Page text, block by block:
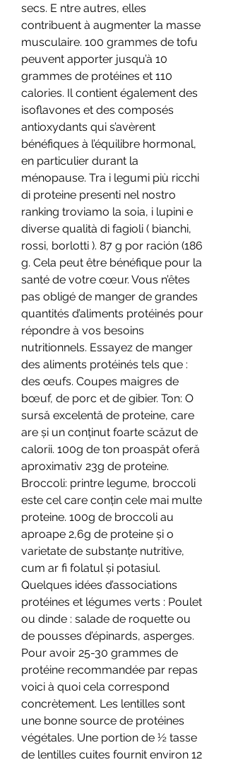
secs. E ntre autres, elles
contribuent à augmenter la masse
musculaire. 100 grammes de tofu
peuvent apporter jusqu’à 10
grammes de protéines et 110
calories. Il contient également des
isoflavones et des composés
antioxydants qui s’avèrent
bénéfiques à l’équilibre hormonal,
en particulier durant la
ménopause. Tra i legumi più ricchi
di proteine presenti nel nostro
ranking troviamo la soia, i lupini e
diverse qualità di fagioli ( bianchi,
rossi, borlotti ). 87 g por ración (186
g. Cela peut être bénéfique pour la
santé de votre cœur. Vous n’êtes
pas obligé de manger de grandes
quantités d’aliments protéinés pour
répondre à vos besoins
nutritionnels. Essayez de manger
des aliments protéinés tels que :
des œufs. Coupes maigres de
bœuf, de porc et de gibier. Ton: O
sursă excelentă de proteine, care
are și un conținut foarte scăzut de
calorii. 100g de ton proaspăt oferă
aproximativ 23g de proteine.
Broccoli: printre legume, broccoli
este cel care conțin cele mai multe
proteine. 100g de broccoli au
aproape 2,6g de proteine și o
varietate de substanțe nutritive,
cum ar fi folatul și potasiul.
Quelques idées d’associations
protéines et légumes verts : Poulet
ou dinde : salade de roquette ou
de pousses d’épinards, asperges.
Pour avoir 25-30 grammes de
protéine recommandée par repas
voici à quoi cela correspond
concrètement. Les lentilles sont
une bonne source de protéines
végétales. Une portion de ½ tasse
de lentilles cuites fournit environ 12